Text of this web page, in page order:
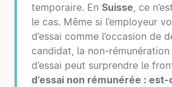
temporaire. En Suisse, ce
le cas. Même si l’employeur
d’essai comme l’occasion de
candidat, la non-
d’essai peut surprendre le
d’essai non rémunérée : est-